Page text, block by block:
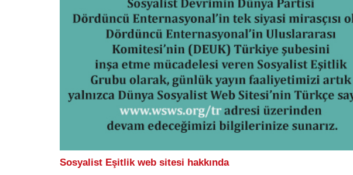
Sosyalist Eşitlik web sitesi hakkında